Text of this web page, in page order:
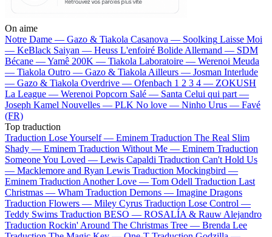
On aime
Notre Dame — Gazo & Tiakola Casanova — Soolking Laisse Moi
— KeBlack Saiyan — Heuss L'enfoiré Bolide Allemand — SDM
Bécane —Yamê 200K — Tiakola Laboratoire — Werenoi Meuda
— Tiakola Outro — Gazo & Tiakola Ailleurs — Josman Interlude
— Gazo & Tiakola Overdrive — Ofenbach 1 2 3 4 — ZOKUSH
La League — Werenoi Popcorn Salé — Santa Celui qui part —
Joseph Kamel Nouvelles — PLK No love — Ninho Urus — Favé
(FR)
Top traduction
Traduction Lose Yourself — Eminem Traduction The Real Slim
Shady — Eminem Traduction Without Me — Eminem Traduction
Someone You Loved — Lewis Capaldi Traduction Can't Hold Us
— Macklemore and Ryan Lewis Traduction Mockingbird —
Eminem Traduction Another Love — Tom Odell Traduction Last
Christmas — Wham Traduction Demons — Imagine Dragons
Traduction Flowers — Miley Cyrus Traduction Lose Control —
Teddy Swims Traduction BESO — ROSALÍA & Rauw Alejandro
Traduction Rockin' Around The Christmas Tree — Brenda Lee